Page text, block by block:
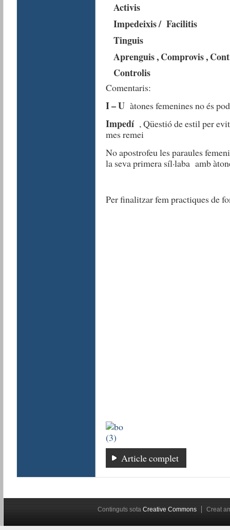
Activis
Impedeixis / Facilitis
Tinguis
Aprenguis , Comprovis ,
Controlis
Comentaris:
I – Uàtones femenines no és
Impedí , Qüestió de estil per
mes remei
No apostrofeu les paraules
la seva primera síl·laba amb
Per finalitzar fem practiques de
Article complet
Continguts sota Creative Commons Creat